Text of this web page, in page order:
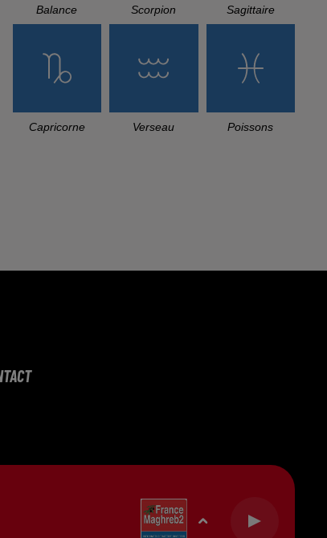
Balance Scorpion Sagittaire
Capricorne Verseau Poissons